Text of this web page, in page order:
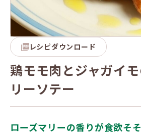
レシピダウンロード
鶏モモ肉とジャガイ
リーソテー
ローズマリーの香りが食欲そ